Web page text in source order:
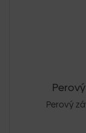
Perový